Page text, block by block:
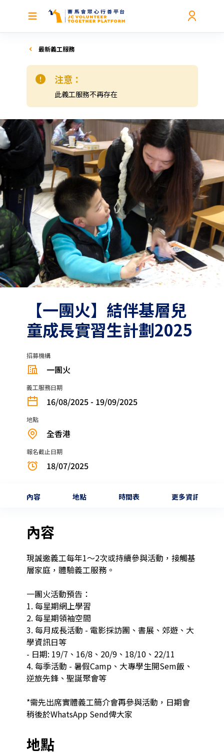
最新義工服務
注意：
此義工服務不再存在
【一團火】結伴基層兒
童成長實習生計劃2025
招募機構
一團火
義工服務日期
16/08/2025 - 19/09/2025
地點
全香港
報名截止日期
18/07/2025
內容 地點 時間表 更多資訊
內容
現誠邀義工每年1～2次或持續參與活動，接觸基
層家庭，體驗義工服務。
一團火活動預告：
1. 每星期網上學習
2. 每星期領袖空間
3. 每月成長活動 - 電影採訪團、書展、郊遊、大
學資訊日等
- 日期: 19/7、16/8、20/9、18/10、22/11
4. 每季活動 - 暑假Camp、大專學生開Sem飯、
逆旅先鋒、聖誕聚會等
*需先出席實體義工簡介會再參與活動，日期會
稍後於WhatsApp Send俾大家
地點